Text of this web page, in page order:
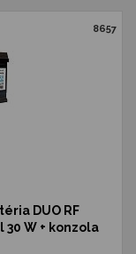
8657
DUO RF
30 W + konzola